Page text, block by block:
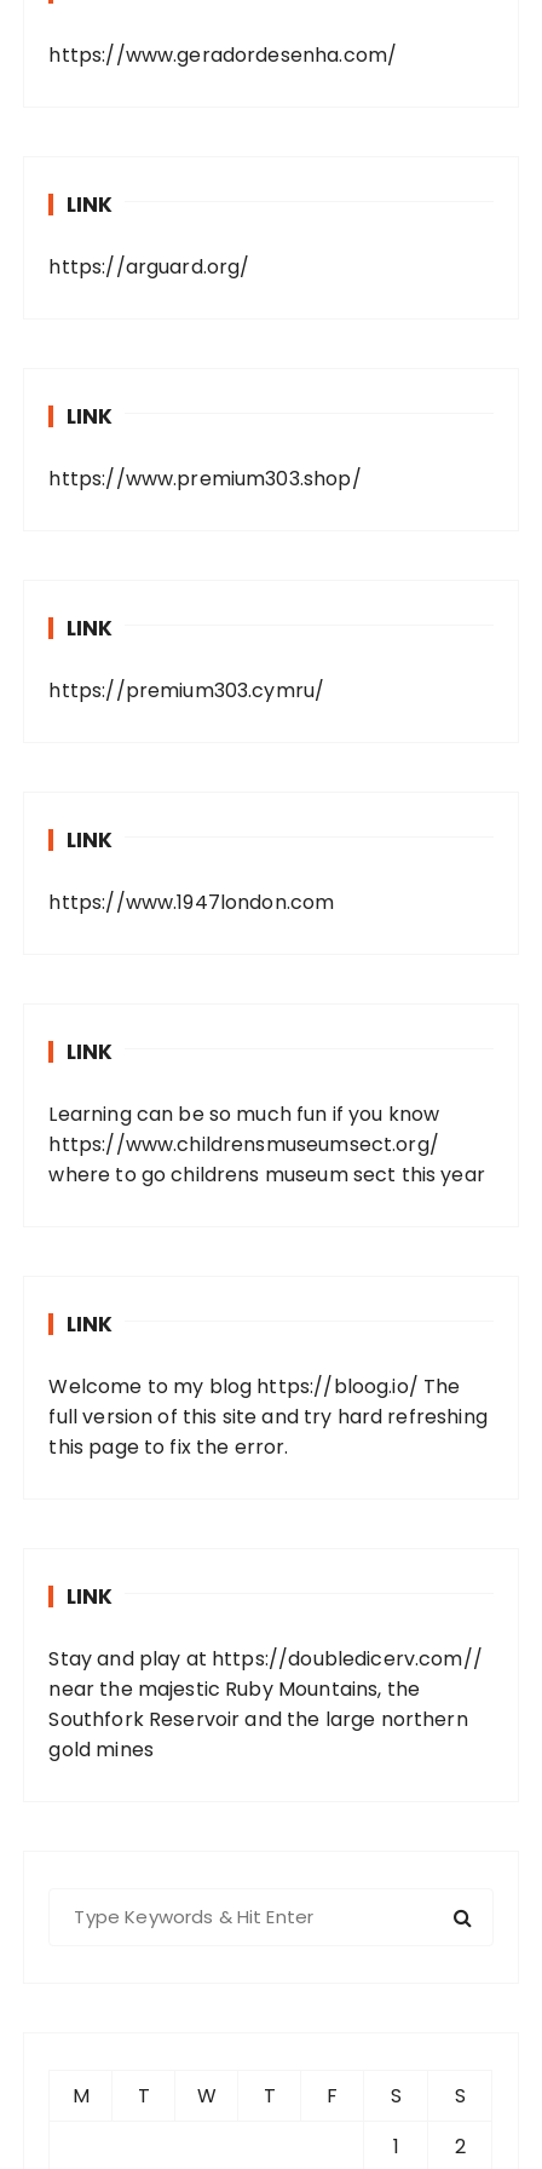
https://www.geradordesenha.com/
LINK
https://arguard.org/
LINK
https://www.premium303.shop/
LINK
https://premium303.cymru/
LINK
https://www.1947london.com
LINK
Learning can be so much fun if you know
https://www.childrensmuseumsect.org/
where to go childrens museum sect this year
LINK
Welcome to my blog https://bloog.io/ The
full version of this site and try hard refreshing
this page to fix the error.
LINK
Stay and play at https://doubledicerv.com//
near the majestic Ruby Mountains, the
Southfork Reservoir and the large northern
gold mines
M T W T F S
S
1
2